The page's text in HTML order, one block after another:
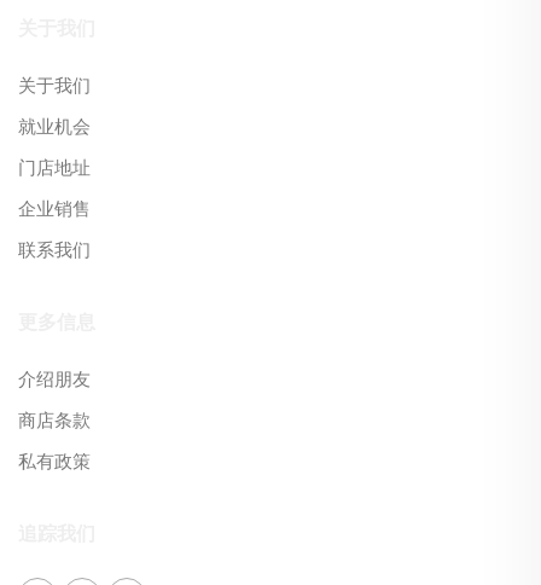
关于我们
就业机会
门店地址
企业销售
联系我们
介绍朋友
商店条款
私有政策